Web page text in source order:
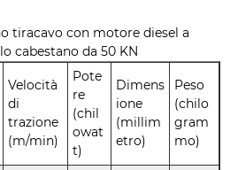
tiracavo con motore diesel a
cabestano da 50 KN
Velocità
di
trazione
(m/min)
Pote
re
(chil
owat
t)
Dimens
ione
(millim
etro)
Peso
(chilo
gram
mo)